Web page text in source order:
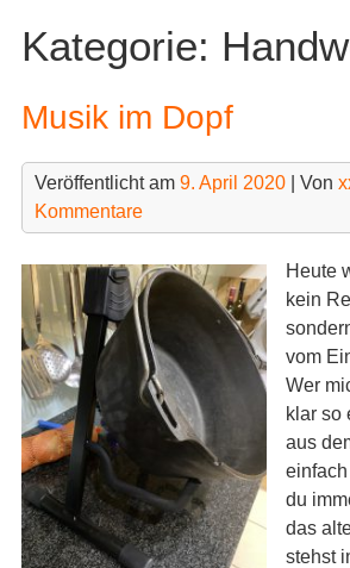
Kategorie:
Musik im Dopf
Veröffentlicht am 9. April 2020| Von
Kommentare
Heute
kein
vom
Wer
klar so
aus
du
das
stehst